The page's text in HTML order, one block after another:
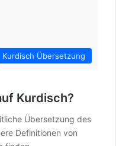
Kurdisch Übersetzung
Kurdisch?
Übersetzung des
Definitionen von